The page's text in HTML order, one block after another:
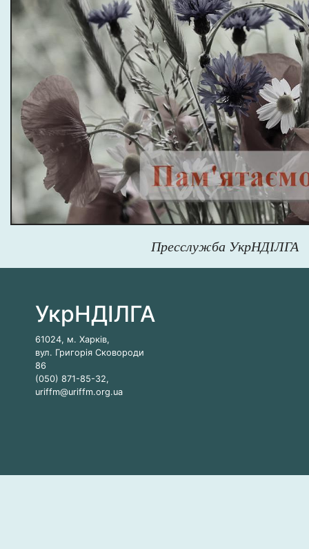
Пресслужба УкрНДІЛГА
УкрНДІЛГА
61024, м. Харків,
вул. Григорія Сковороди
86
(050) 871-85-32,
uriffm@uriffm.org.ua